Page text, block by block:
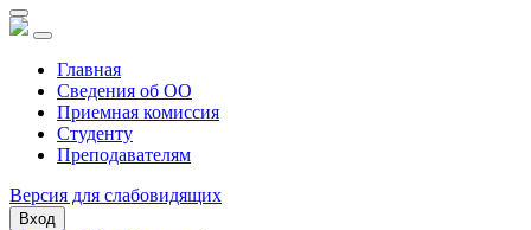
Главная
Сведения об ОО
Приемная комиссия
Студенту
Преподавателям
Версия для слабовидящих
Вход